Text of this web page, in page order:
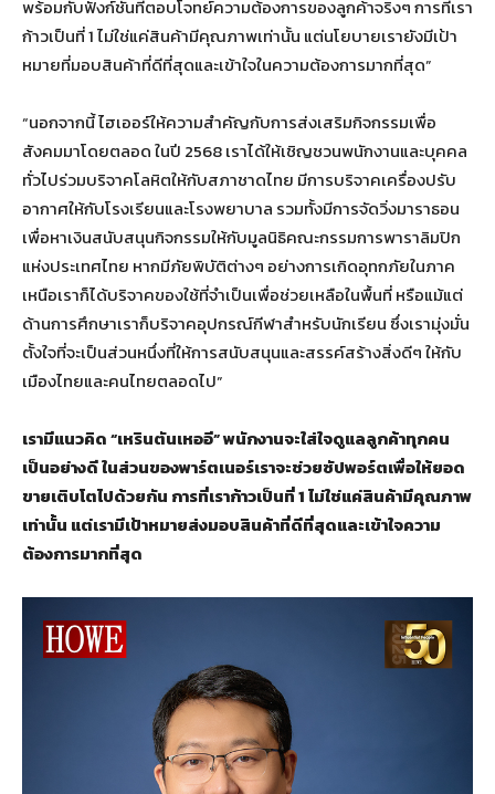
พร้อมกับฟังก์ชันที่ตอบโจทย์ความต้องการของลูกค้าจริงๆ การที่เรา
ก้าวเป็นที่ 1 ไม่ใช่แค่สินค้ามีคุณภาพเท่านั้น แต่นโยบายเรายังมีเป้า
หมายที่มอบสินค้าที่ดีที่สุดและเข้าใจในความต้องการมากที่สุด”
“นอกจากนี้ ไฮเออร์ให้ความสำคัญกับการส่งเสริมกิจกรรมเพื่อ
สังคมมาโดยตลอด ในปี 2568 เราได้ให้เชิญชวนพนักงานและบุคคล
ทั่วไปร่วมบริจาคโลหิตให้กับสภาชาดไทย มีการบริจาคเครื่องปรับ
อากาศให้กับโรงเรียนและโรงพยาบาล รวมทั้งมีการจัดวิ่งมาราธอน
เพื่อหาเงินสนับสนุนกิจกรรมให้กับมูลนิธิคณะกรรมการพาราลิมปิก
แห่งประเทศไทย หากมีภัยพิบัติต่างๆ อย่างการเกิดอุทกภัยในภาค
เหนือเราก็ได้บริจาคของใช้ที่จำเป็นเพื่อช่วยเหลือในพื้นที่ หรือแม้แต่
ด้านการศึกษาเราก็บริจาคอุปกรณ์กีฬาสำหรับนักเรียน ซึ่งเรามุ่งมั่น
ตั้งใจที่จะเป็นส่วนหนึ่งที่ให้การสนับสนุนและสรรค์สร้างสิ่งดีๆ ให้กับ
เมืองไทยและคนไทยตลอดไป”
เรามีแนวคิด “เหรินตันเหออี” พนักงานจะใส่ใจดูแลลูกค้าทุกคน
เป็นอย่างดี ในส่วนของพาร์ตเนอร์เราจะช่วยซัปพอร์ตเพื่อให้ยอด
ขายเติบโตไปด้วยกัน การที่เราก้าวเป็นที่ 1 ไม่ใช่แค่สินค้ามีคุณภาพ
เท่านั้น แต่เรามีเป้าหมายส่งมอบสินค้าที่ดีที่สุดและเข้าใจความ
ต้องการมากที่สุด